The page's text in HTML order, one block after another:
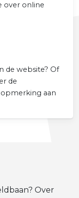
over online
de website? Of
de
aan
Over